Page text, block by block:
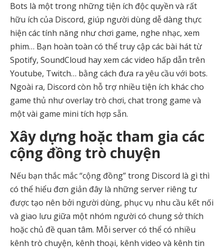
Bots là một trong những tiện ích độc quyền và rất
hữu ích của Discord, giúp người dùng dễ dàng thực
hiện các tính năng như chơi game, nghe nhạc, xem
phim… Bạn hoàn toàn có thể truy cập các bài hát từ
Spotify, SoundCloud hay xem các video hấp dẫn trên
Youtube, Twitch… bằng cách đưa ra yêu cầu với bots.
Ngoài ra, Discord còn hỗ trợ nhiều tiện ích khác cho
game thủ như overlay trò chơi, chat trong game và
một vài game mini tích hợp sẵn.
Xây dựng hoặc tham gia các
cộng đồng trò chuyện
Nếu bạn thắc mắc “cộng đồng” trong Discord là gì thì
có thể hiểu đơn giản đây là những server riêng tư
được tạo nên bởi người dùng, phục vụ nhu cầu kết nối
và giao lưu giữa một nhóm người có chung sở thích
hoặc chủ đề quan tâm. Mỗi server có thể có nhiều
kênh trò chuyện, kênh thoại, kênh video và kênh tin